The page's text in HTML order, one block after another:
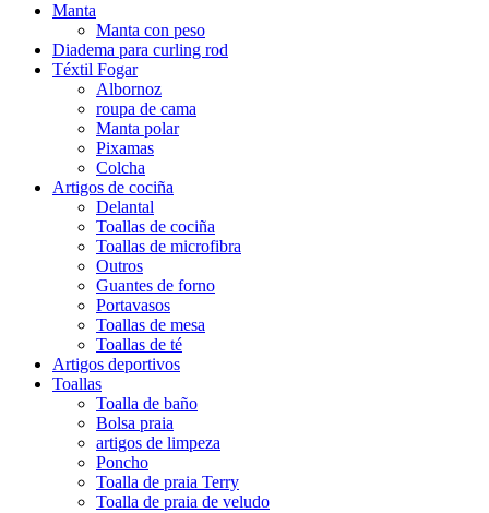
Manta
Manta con peso
Diadema para curling rod
Téxtil Fogar
Albornoz
roupa de cama
Manta polar
Pixamas
Colcha
Artigos de cociña
Delantal
Toallas de cociña
Toallas de microfibra
Outros
Guantes de forno
Portavasos
Toallas de mesa
Toallas de té
Artigos deportivos
Toallas
Toalla de baño
Bolsa praia
artigos de limpeza
Poncho
Toalla de praia Terry
Toalla de praia de veludo